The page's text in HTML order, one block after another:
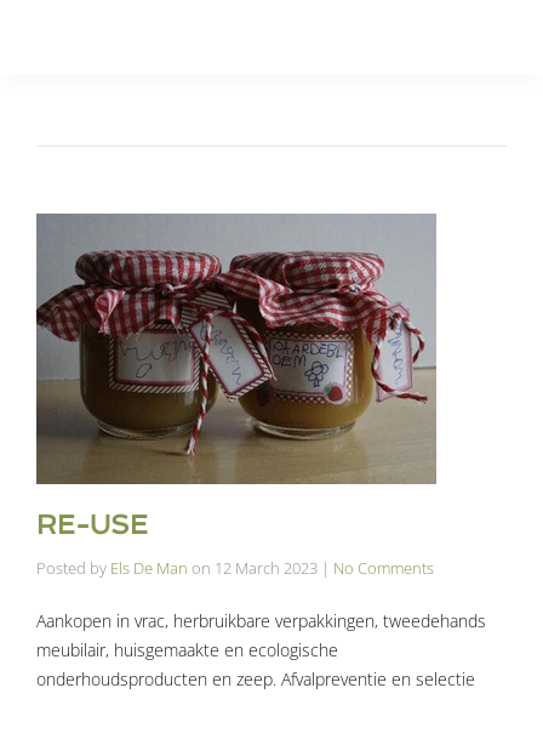
RE-USE
Posted by Els De Man on 12 March 2023 | No Comments
Aankopen in vrac, herbruikbare verpakkingen, tweedehands
meubilair, huisgemaakte en ecologische
onderhoudsproducten en zeep. Afvalpreventie en selectie